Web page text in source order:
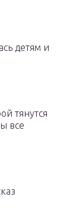
детям и
тянутся
все